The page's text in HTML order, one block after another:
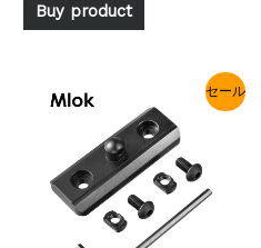
Buy product
セール
の
は
$12.99
で
し
の
価
格
は
$7.99
で
す。